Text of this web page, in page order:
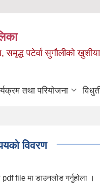
समृद्ध पटेर्वा सुगौलीको
तथा परियोजना
विवरण
file मा डाउनलोड गर्नुहोला ।